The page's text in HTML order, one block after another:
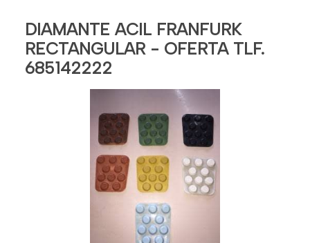
DIAMANTE ACIL FRANFURK
RECTANGULAR - OFERTA TLF.
685142222